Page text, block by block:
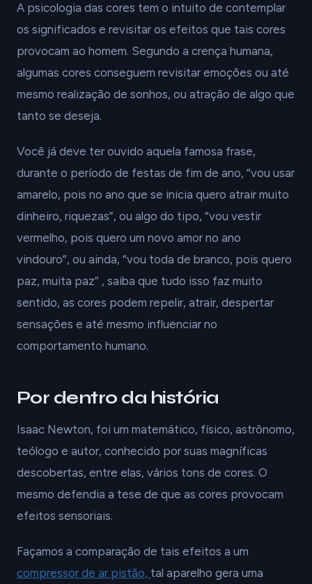
A psicologia das cores tem o intuito de contemplar
os significados e revisitar os efeitos que tais cores
provocam ao homem. Segundo a crença humana,
algumas cores conseguem revisitar emoções ou até
mesmo realização de sonhos, ou atração de algo que
tanto se deseja.
Você já deve ter ouvido aquela famosa frase,
durante o período de festas de fim de ano, “vou usar
amarelo, pois no ano que se inicia quero atrair muito
dinheiro, riquezas”, ou algo do tipo, “vou vestir
vermelho, pois quero um novo amor no ano
vindouro”, ou ainda, “vou toda de branco, pois quero
paz, muita paz” , saiba que tudo isso faz muito
sentido, as cores podem repelir, atrair, despertar
sensações e até mesmo influenciar no
comportamento humano.
Por dentro da história
Isaac Newton, foi um matemático, físico, astrônomo,
teólogo e autor, conhecido por suas magníficas
descobertas, entre elas, vários tons de cores. O
mesmo defendia a tese de que as cores provocam
efeitos sensoriais.
Façamos a comparação de tais efeitos a um
compressor de ar pistão, tal aparelho gera uma